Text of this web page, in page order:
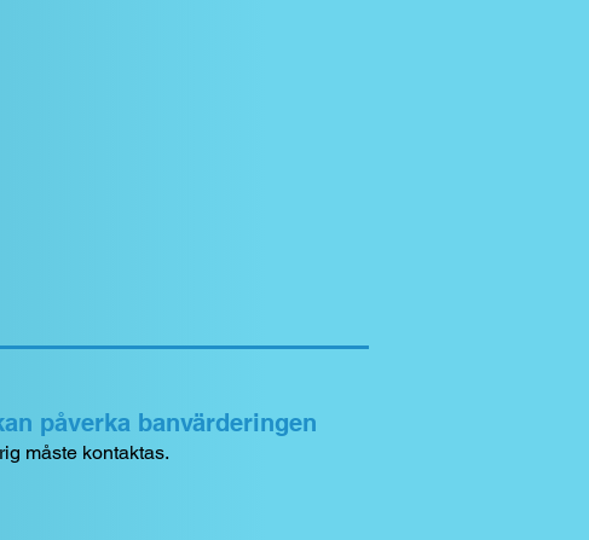
påverka banvärderingen
måste kontaktas.